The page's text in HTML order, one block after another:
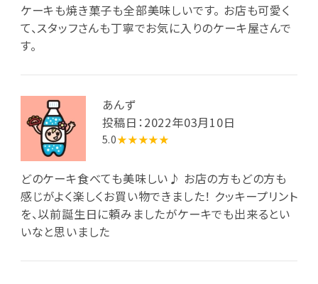
ケーキも焼き菓子も全部美味しいです。 お店も可愛く
て、スタッフさんも丁寧でお気に入りのケーキ屋さんで
す。
あんず
投稿日：2022年03月10日
5.0★★★★★
どのケーキ食べても美味しい♪ お店の方もどの方も
感じがよく楽しくお買い物できました！ クッキープリント
を、以前誕生日に頼みましたがケーキでも出来るとい
いなと思いました